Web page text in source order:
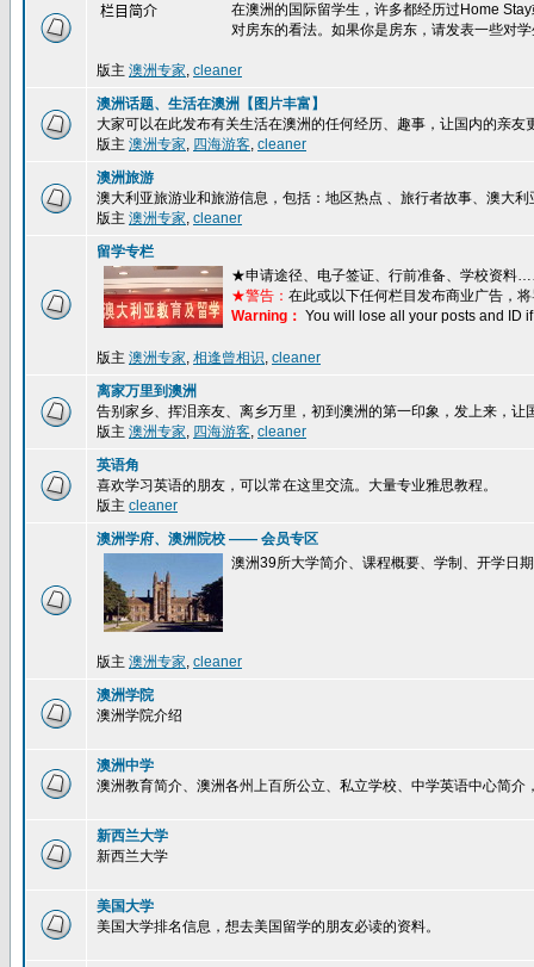
栏目简介
在澳洲的国际留学生，许多都经历过Home
对房东的看法。如果你是房东，请发表一些对
版主 澳洲专家, cleaner
澳洲话题、生活在澳洲【图片丰富】
大家可以在此发布有关生活在澳洲的任何经历、趣事，让国内的亲
版主 澳洲专家, 四海游客, cleaner
澳洲旅游
澳大利亚旅游业和旅游信息，包括：地区热点 、旅行者故事、澳大
版主 澳洲专家, cleaner
留学专栏
★申请途径、电子签证、行前准备、学校资料
★警告： 在此或以下任何栏目发布商业广告，
Warning： You will lose all your posts and ID
版主 澳洲专家, 相逢曾相识, cleaner
离家万里到澳洲
告别家乡、挥泪亲友、离乡万里，初到澳洲的第一印象，发上来，
版主 澳洲专家, 四海游客, cleaner
英语角
喜欢学习英语的朋友，可以常在这里交流。大量专业雅思教程。
版主 cleaner
澳洲学府、澳洲院校 —— 会员专区
澳洲39所大学简介、课程概要、学制、开学
版主 澳洲专家, cleaner
澳洲学院
澳洲学院介绍
澳洲中学
澳洲教育简介、澳洲各州上百所公立、私立学校、中学英语中心简
新西兰大学
新西兰大学
美国大学
美国大学排名信息，想去美国留学的朋友必读的资料。